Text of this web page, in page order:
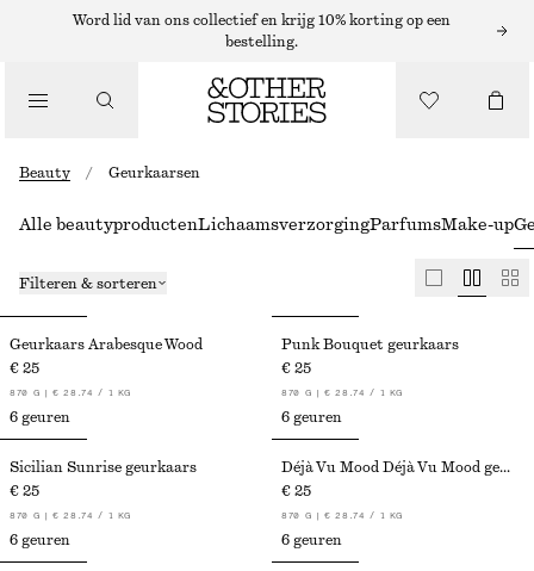
Word lid van ons collectief en krijg 10% korting op een
bestelling.
Beauty / Geurkaarsen
Alle beautyproductenLichaamsverzorgingParfumsMake-up
Filteren & sorteren
Geurkaars Arabesque Wood
€ 25
870 G | € 28.74 / 1 KG
6 geuren
Punk Bouquet geurkaars
€ 25
870 G | € 28.74 / 1 KG
6 geuren
Sicilian Sunrise geurkaars
€ 25
870 G | € 28.74 / 1 KG
6 geuren
Déjà Vu Mood Déjà Vu Mood geurkaars
€ 25
870 G | € 28.74 / 1 KG
6 geuren